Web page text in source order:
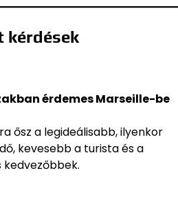
kérdések
érdemes Marseille-be
ősz a legideálisabb, ilyenkor
kevesebb a turista és a
kedvezőbbek.